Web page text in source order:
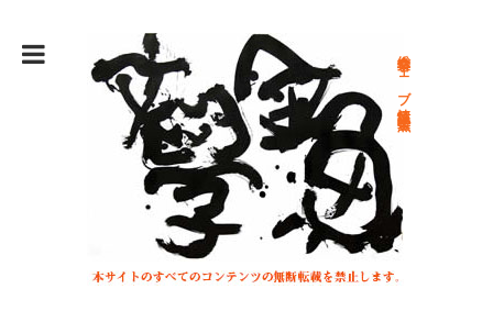
総合文学ウェブ情報誌 文学金魚